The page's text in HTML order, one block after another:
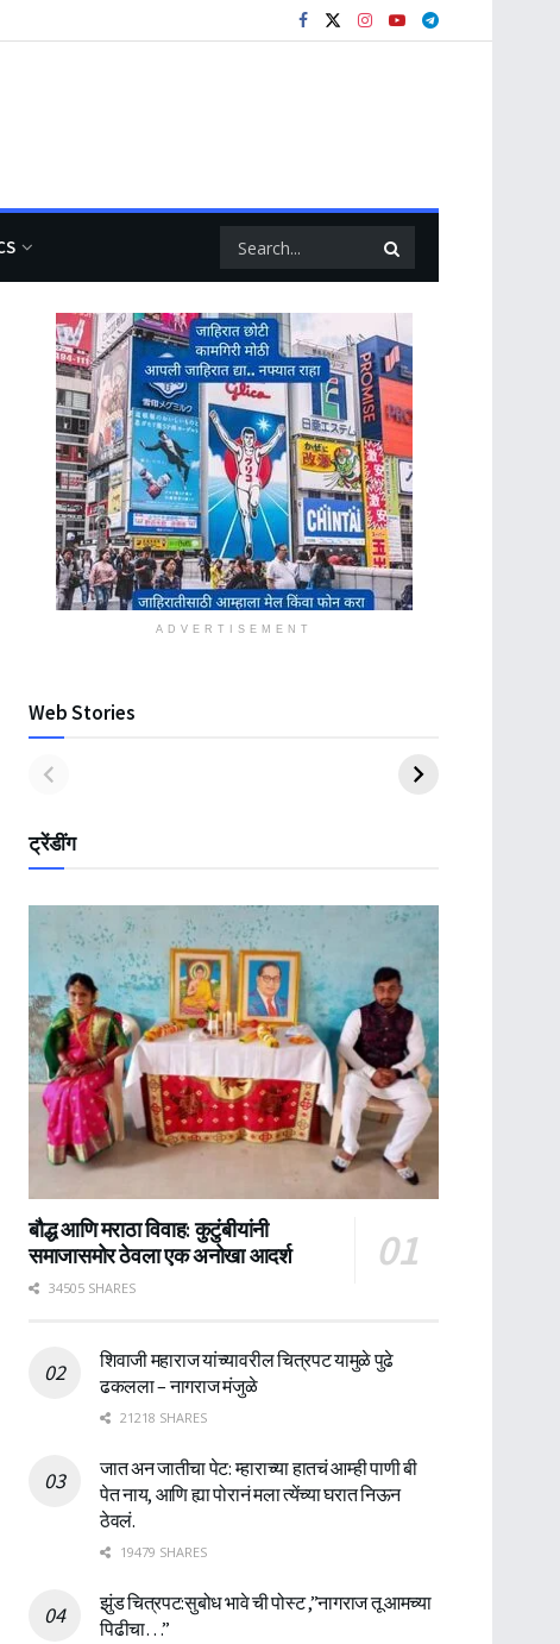
ADVERTISEMENT
Web Stories
ट्रेंडींग
बौद्ध आणि मराठा विवाह: कुटुंबीयांनी
समाजासमोर ठेवला एक अनोखा आदर्श
34505 SHARES
शिवाजी महाराज यांच्यावरील चित्रपट यामुळे पुढे
ढकलला – नागराज मंजुळे
21218 SHARES
जात अन जातीचा पेट: म्हाराच्या हातचं आम्ही पाणी बी
पेत नाय, आणि ह्या पोरानं मला त्येंच्या घरात निऊन
ठेवलं.
19479 SHARES
झुंड चित्रपट:सुबोध भावे ची पोस्ट ,”नागराज तू आमच्या
पिढीचा…”